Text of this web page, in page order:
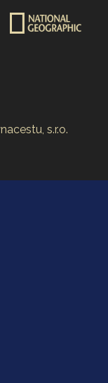
s.r.o.